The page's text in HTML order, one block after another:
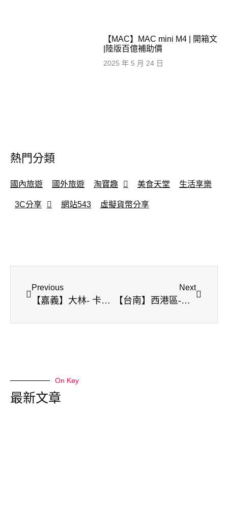
【MAC】MAC mini M4 | 開箱文
|陸版百億補助價
2025 年 5 月 24 日
熱門分類
國內旅遊 國外旅遊 淘寶趣 美食天堂 生活享樂
3C分享 網站543 虛擬貨幣分享
Previous
【嘉義】大林- 卡羅爾銅管樂器觀光工廠 | CarolBrass Tourism Factory | 免門票 | 銅管樂器體驗
Next
【台南】西港區-花旗木步道 | 三月櫻 | 泰國櫻花 | 打卡密境-20220404更新
On Key
最新文章